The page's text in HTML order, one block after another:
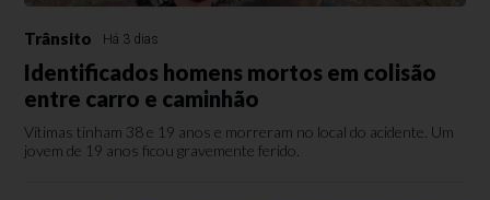
Trânsito Há 3 dias
Identificados homens mortos em colisão
entre carro e caminhão
Vítimas tinham 38 e 19 anos e morreram no local do acidente. Um
jovem de 19 anos ficou gravemente ferido.